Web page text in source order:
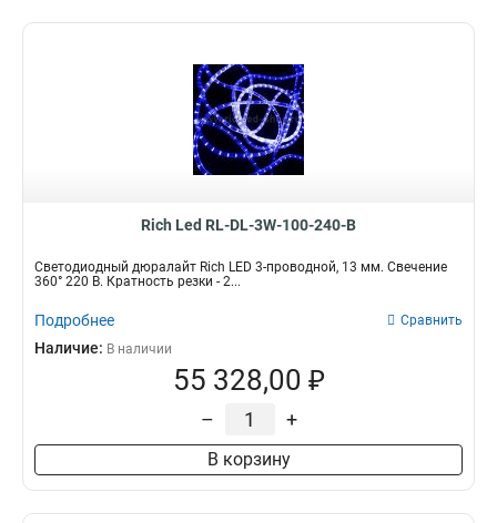
Rich Led RL-DL-3W-100-240-B
Светодиодный дюралайт Rich LED 3-проводной, 13 мм. Свечение
360° 220 В. Кратность резки - 2...
Подробнее Сравнить
Наличие: В наличии
55 328,00 ₽
– +
В корзину